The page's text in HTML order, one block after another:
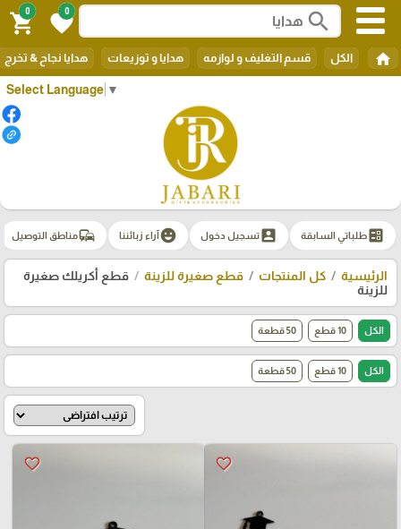
Select Language ▼
search
0
favorite
0
shopping_cart
home الكل قسم التغليف و لوازمه هدايا و توزيعات هدايا نجاح & تخرج
ballotطلباتي السابقة account_boxتسجيل دخول emoji_emotionsآراء زبائننا commuteمناطق التوصيل
الرئيسية كل المنتجات قطع صغيرة للزينة
قطع أكريلك صغيرة
للزينة
الكل 10 قطع 50 قطعة
الكل 10 قطع 50 قطعة
favorite_border
favorite_border